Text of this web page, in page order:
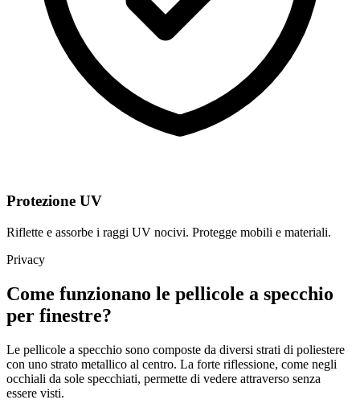
Protezione UV
Riflette e assorbe i raggi UV nocivi. Protegge mobili e materiali.
Privacy
Come funzionano le pellicole a specchio
per finestre?
Le pellicole a specchio sono composte da diversi strati di poliestere
con uno strato metallico al centro. La forte riflessione, come negli
occhiali da sole specchiati, permette di vedere attraverso senza
essere visti.